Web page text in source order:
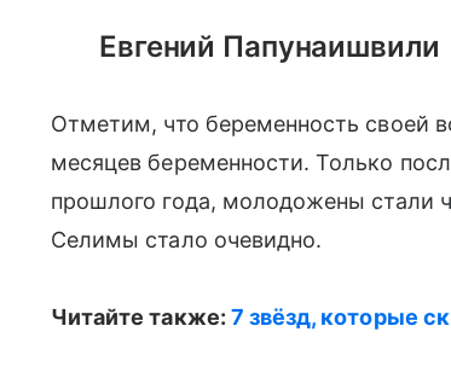
Евгений Папунаишвили
Отметим, что беременность своей
месяцев беременности. Только
прошлого года, молодожены стали
Селимы стало очевидно.
Читайте также: 7 звёзд, которые